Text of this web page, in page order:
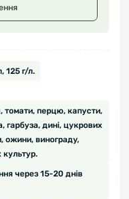
125 г/л.
томати, перцю, капусти,
гарбуза, дині, цукрових
ожини, винограду,
культур.
через 15-20 днів